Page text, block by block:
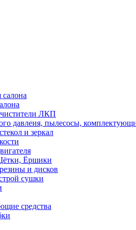
ЛКП
давлеия, пылесосы,
и зеркал
Ёршики
и дисков
сушки
средства